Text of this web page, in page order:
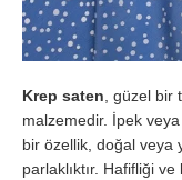
Krep saten , güzel
malzemedir. İpek
bir özellik, doğal veya
parlaklıktır. Hafifliği